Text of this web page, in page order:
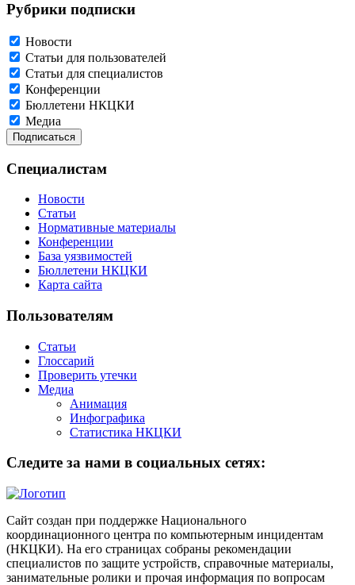
Рубрики подписки
Новости
Статьи для пользователей
Статьи для специалистов
Конференции
Бюллетени НКЦКИ
Медиа
Специалистам
Новости
Статьи
Нормативные материалы
Конференции
База уязвимостей
Бюллетени НКЦКИ
Карта сайта
Пользователям
Статьи
Глоссарий
Проверить утечки
Медиа
Анимация
Инфографика
Статистика НКЦКИ
Следите за нами в социальных сетях:
Сайт создан при поддержке Национального
координационного центра по компьютерным инцидентам
(НКЦКИ). На его страницах собраны рекомендации
специалистов по защите устройств, справочные материалы,
занимательные ролики и прочая информация по вопросам